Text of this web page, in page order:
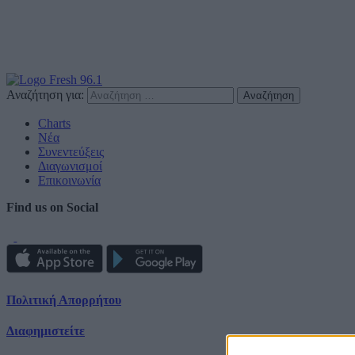
Αναζήτηση για:
Charts
Νέα
Συνεντεύξεις
Διαγωνισμοί
Επικοινωνία
Find us on Social
Πολιτική Απορρήτου
Διαφημιστείτε